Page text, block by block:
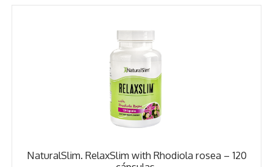
NaturalSlim. RelaxSlim with Rhodiola rosea – 120